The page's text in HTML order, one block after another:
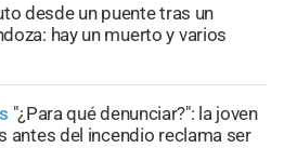
desde un puente tras un
hay un muerto y varios
"¿Para qué denunciar?": la joven
antes del incendio reclama ser